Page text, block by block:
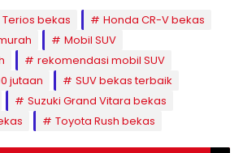
bekas
Honda CR-V bekas
Mobil SUV
rekomendasi mobil SUV
jutaan
SUV bekas terbaik
Suzuki Grand Vitara bekas
Toyota Rush bekas